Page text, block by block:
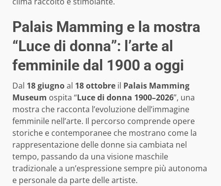
Palais Mamming e la mostra
“Luce di donna”: l’arte al
femminile dal 1900 a oggi
Dal 18 giugnoal 18 ottobre il Palais Mamming
Museum ospita “Luce di donna 1900–2026”, una
mostra che racconta l’evoluzione dell’immagine
femminile nell’arte. Il percorso comprende opere
storiche e contemporanee che mostrano come la
rappresentazione delle donne sia cambiata nel
tempo, passando da una visione maschile
tradizionale a un’espressione sempre più autonoma
e personale da parte delle artiste.